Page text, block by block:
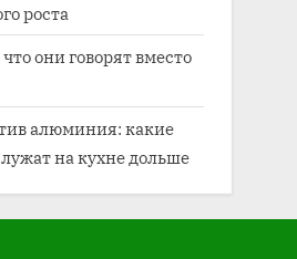
роста
они говорят вместо
алюминия: какие
на кухне дольше